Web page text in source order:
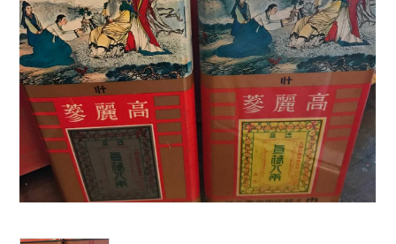
CONTACT US
wang671105@yahoo.com.tw